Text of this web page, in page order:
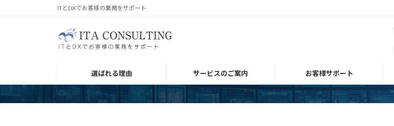
キ
に
ITとDXでお客様の業務をサポート
選ばれる理由 サービスのご案内 お客様サポート